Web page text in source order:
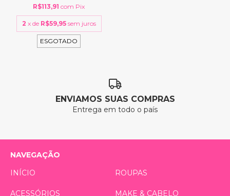
R$113,91 com Pix
2 x de R$59,95 sem juros
ESGOTADO
ENVIAMOS SUAS COMPRAS
Entrega em todo o país
NAVEGAÇÃO
INÍCIO
ROUPAS
ACESSÓRIOS MAKE & CABELO